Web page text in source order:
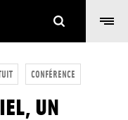
CONFÉRENCE
UN